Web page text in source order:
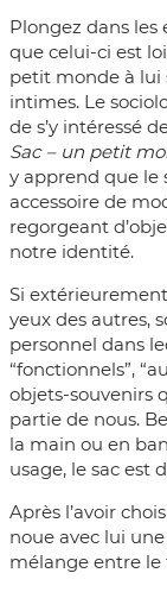
Plongez dans les
que celui-ci est
petit monde à lui
intimes. Le
de s’y intéressé
Sac – un petit
y apprend que le
accessoire de
regorgeant
notre identité.
Si
yeux des autres,
personnel dans
“fonctionnels”,
objets-souvenirs
partie de nous.
la main ou en
usage, le sac est
Après l’avoir
noue avec lui
mélange entre le